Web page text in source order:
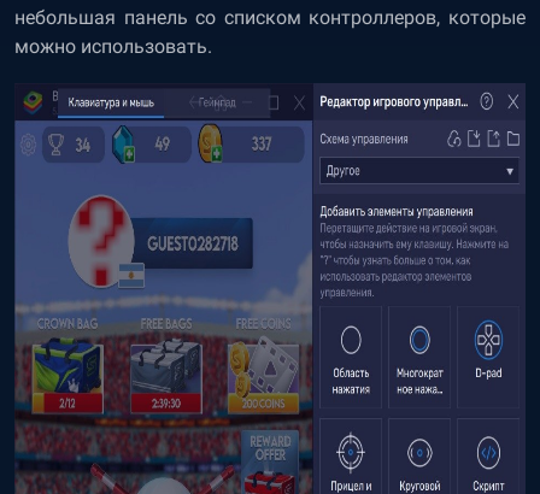
небольшая панель со списком контроллеров, которые
можно использовать.